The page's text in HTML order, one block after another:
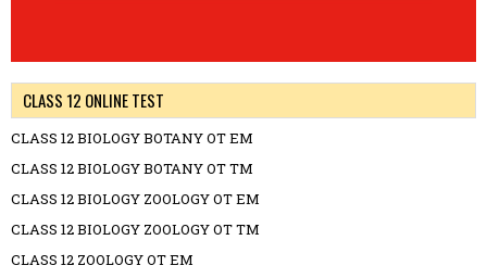
CLASS 12 ONLINE TEST
CLASS 12 BIOLOGY BOTANY OT EM
CLASS 12 BIOLOGY BOTANY OT TM
CLASS 12 BIOLOGY ZOOLOGY OT EM
CLASS 12 BIOLOGY ZOOLOGY OT TM
CLASS 12 ZOOLOGY OT EM